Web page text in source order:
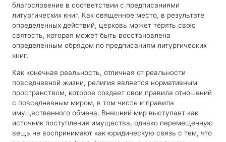
благословение в соответствии с предписаниями
литургических книг. Как священное место, в результате
определенных действий, церковь может терять свою
святость, которая может быть восстановлена
определенным обрядом по предписаниям литургических
книг.
Как конечная реальность, отличная от реальности
повседневной жизни, религия является нормативным
пространством, которое создает свои правила отношений
с повседневным миром, в том числе и правила
имущественного обмена. Внешний мир выступает как
источник поступления имущества, однако перемещенную
вещь не воспринимают как юридическую связь с тем, что